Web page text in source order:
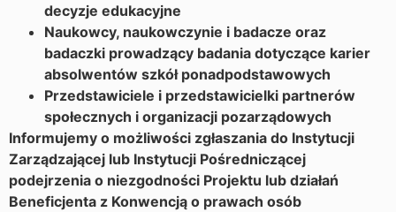
decyzje edukacyjne
Naukowcy, naukowczynie i badacze oraz
badaczki prowadzący badania dotyczące karier
absolwentów szkół ponadpodstawowych
Przedstawiciele i przedstawicielki partnerów
społecznych i organizacji pozarządowych
Informujemy o możliwości zgłaszania do Instytucji
Zarządzającej lub Instytucji Pośredniczącej
podejrzenia o niezgodności Projektu lub działań
Beneficjenta z Konwencją o prawach osób